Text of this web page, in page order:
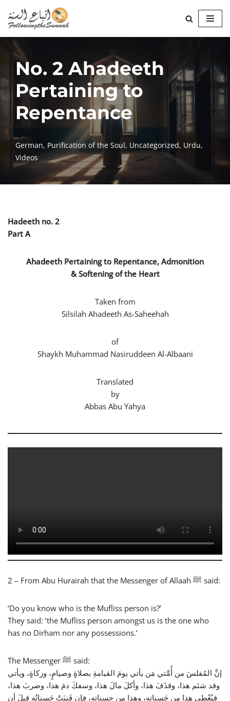
Skip
to
content
No. 2 Ahadeeth
Pertaining to
Repentance
German, Purification of the Soul , Uncategorized, Urdu,
Videos
Hadeeth no. 2
Part A
Ahadeeth Pertaining to Repentance, Admonition
& Softening of the Heart
Taken from
Silsilah Ahadeeth As-Saheehah
of
Shaykh Muhammad Nasiruddeen Al-Albaani
Translated
by
Abbas Abu Yahya
2 – From Abu Hurairah that the Messenger of Allaah ﷺ said:
‘Do you know who is the Mufliss person is?’
They said: ‘the Mufliss person amongst us is the one who
has no Dirham nor any possessions.’
The Messenger ﷺ said:
إنَّ المُفلسَ من أُمَّتي مَن يأتي يومَ القيامةِ بصلاةٍ وصيامٍ، وزكاةٍ، ويأتي
وقد شتَم هذا، وقذَفَ هذا، وأكلَ مالَ هذا، وسفكَ دمَ هذا، وضربَ هذا،
فيُعْطى هذا من حَسناتِه، وهذا من حسناتِه، فإن فَنِيَتْ حَسناتُه قبلَ أن